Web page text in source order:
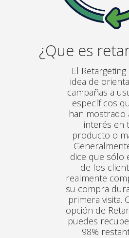
¿Que es
El Retargeting
idea de
campañas a
específicos
han mostrado
interés en
producto o
dice que sólo
de los
realmente
su compra
primera visita.
opción de
puedes
98%